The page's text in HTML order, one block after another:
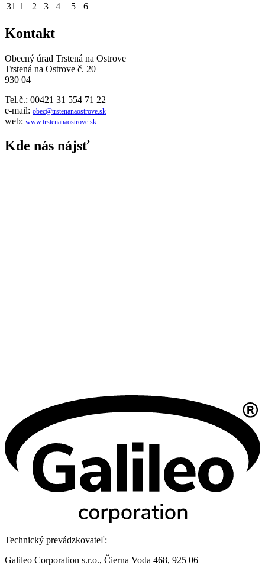
31 1 2 3 4 5 6
Kontakt
Obecný úrad Trstená na Ostrove
Trstená na Ostrove č. 20
930 04
Tel.č.: 00421 31 554 71 22
e-mail: obec@trstenanaostrove.sk
web: www.trstenanaostrove.sk
Kde nás nájsť
Technický prevádzkovateľ:
Galileo Corporation s.r.o., Čierna Voda 468, 925 06